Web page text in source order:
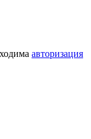
авторизация